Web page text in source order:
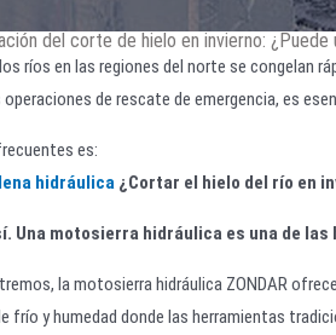
del corte de hielo en invierno:
ríos en las regiones del norte se congelan
de rescate de emergencia, es
es:
hidráulica ¿Cortar el hielo del río en
Una motosierra hidráulica es una de
la motosierra hidráulica ZONDAR
frío y humedad donde las herramientas